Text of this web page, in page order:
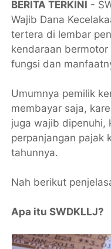
BERITA TERKINI -
Wajib Dana
tertera di lembar
kendaraan
fungsi dan
Umumnya pemilik
membayar saja,
juga wajib dipenuhi,
perpanjangan pajak
tahunnya.
Nah berikut
Apa itu SWDKLLJ?